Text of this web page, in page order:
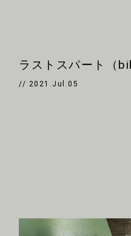
ラストスパート（
// 2021.Jul.05